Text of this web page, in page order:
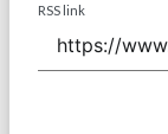
RSS link